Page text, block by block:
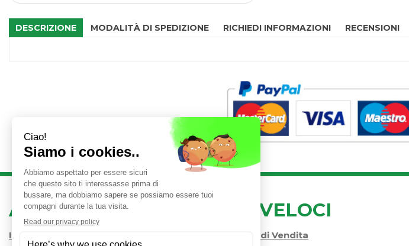
DESCRIZIONE MODALITÀ DI SPEDIZIONE RICHIEDI INFORMAZIONI RECENSIONI
AREA UTENTE
Iscrizione alla Newsletter
LINK VELOCI
Condizioni di Vendita